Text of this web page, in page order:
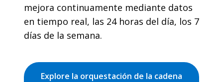
mejora continuamente mediante datos
en tiempo real, las 24 horas del día, los 7
días de la semana.
Explore la orquestación de la cadena